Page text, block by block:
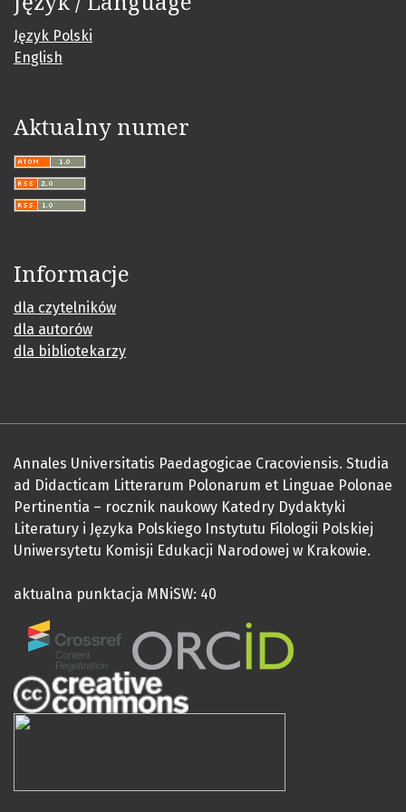
Język Polski
English
Aktualny numer
Informacje
dla czytelników
dla autorów
dla bibliotekarzy
Annales Universitatis Paedagogicae Cracoviensis. Studia
ad Didacticam Litterarum Polonarum et Linguae Polonae
Pertinentia – rocznik naukowy Katedry Dydaktyki
Literatury i Języka Polskiego Instytutu Filologii Polskiej
Uniwersytetu Komisji Edukacji Narodowej w Krakowie.
aktualna punktacja MNiSW: 40